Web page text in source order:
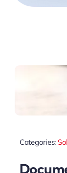
Categories: